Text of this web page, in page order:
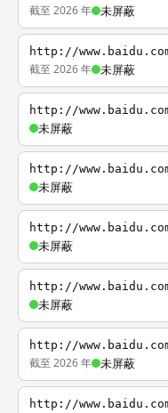
截至 2026 年 未屏蔽
http://
截至 2026 年 未屏蔽
http://
未屏蔽
http://
未屏蔽
http://
未屏蔽
http://
未屏蔽
http://
截至 2026 年 未屏蔽
http://